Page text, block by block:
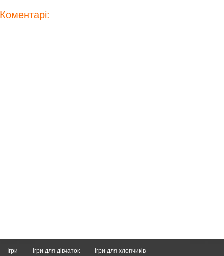
Коментарі:
Ігри Ігри для дівчаток Ігри для хлопчиків